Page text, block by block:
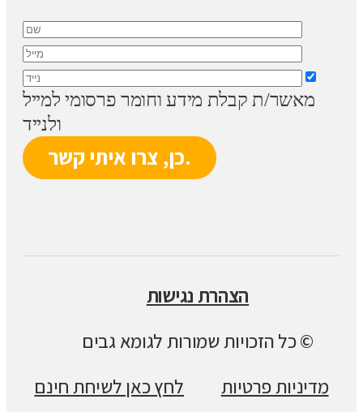
מאשר/ת קבלת מידע וחומר פרסומי למייל
ולנייד
הצהרת נגישות
© כל הזכויות שמורות לגומא גבים
מדיניות פרטיות
לחץ כאן לשיחת חינם